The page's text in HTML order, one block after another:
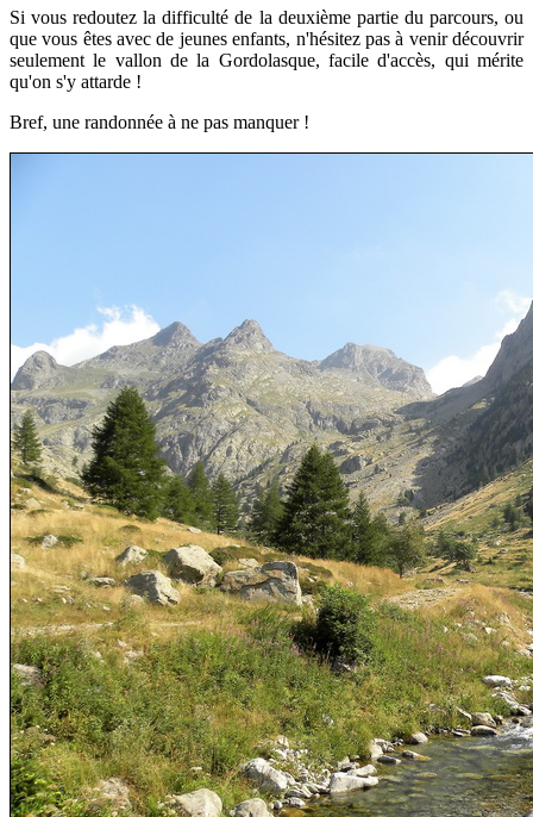
Si vous redoutez la difficulté de la deuxième partie du parcours, ou
que vous êtes avec de jeunes enfants, n'hésitez pas à venir découvrir
seulement le vallon de la Gordolasque, facile d'accès, qui mérite
qu'on s'y attarde !
Bref, une randonnée à ne pas manquer !